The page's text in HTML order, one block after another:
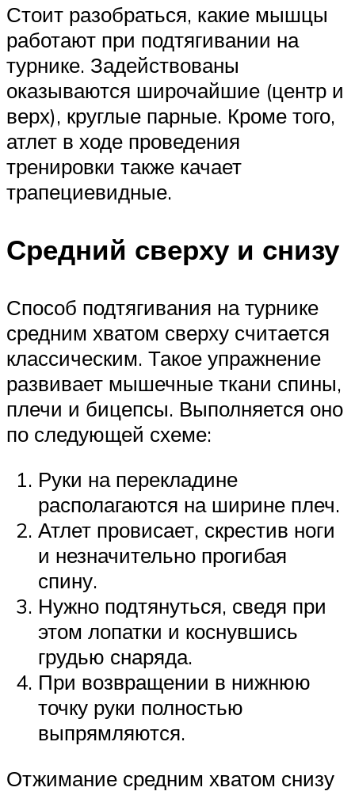
Стоит разобраться, какие мышцы
работают при подтягивании на
турнике. Задействованы
оказываются широчайшие (центр и
верх), круглые парные. Кроме того,
атлет в ходе проведения
тренировки также качает
трапециевидные.
Средний сверху и снизу
Способ подтягивания на турнике
средним хватом сверху считается
классическим. Такое упражнение
развивает мышечные ткани спины,
плечи и бицепсы. Выполняется оно
по следующей схеме:
Руки на перекладине
располагаются на ширине плеч.
Атлет провисает, скрестив ноги
и незначительно прогибая
спину.
Нужно подтянуться, сведя при
этом лопатки и коснувшись
грудью снаряда.
При возвращении в нижнюю
точку руки полностью
выпрямляются.
Отжимание средним хватом снизу